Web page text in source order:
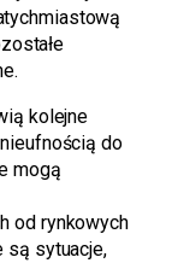
kolejne
do
mogą
od rynkowych
są sytuacje,